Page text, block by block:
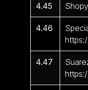
4.45
4.46
4.47